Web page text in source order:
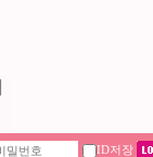
ID저장